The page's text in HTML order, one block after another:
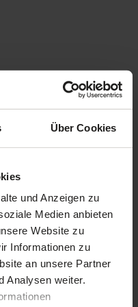
Über Cookies
und Anzeigen zu
Medien anbieten
Website zu
Informationen zu
an unsere Partner
Analysen weiter.